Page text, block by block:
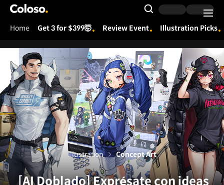
Coloso.
Search Input
Home Get 3 for $399🤯 Review Event Illustration Picks
[AI Doblado] Exprésate con ideas
Illustration Concept Art